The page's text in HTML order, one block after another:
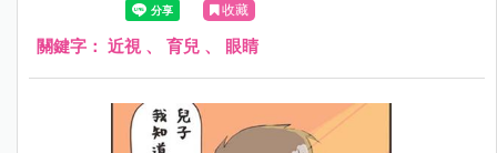
收藏
關鍵字： 近視 、 育兒 、 眼睛